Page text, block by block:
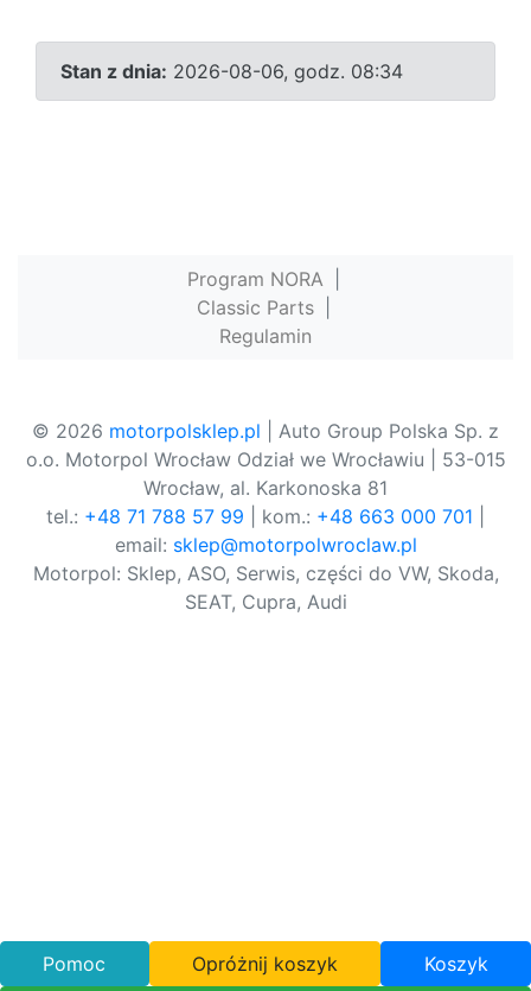
Stan z dnia: 2026-08-06, godz. 08:34
Program NORA
Classic Parts
Regulamin
© 2026 motorpolsklep.pl | Auto Group Polska Sp. z
o.o. Motorpol Wrocław Odział we Wrocławiu | 53-015
Wrocław, al. Karkonoska 81
tel.: +48 71 788 57 99 | kom.: +48 663 000 701
email: sklep@motorpolwroclaw.pl
Motorpol: Sklep, ASO, Serwis, części do VW, Skoda,
SEAT, Cupra, Audi
Pomoc Opróżnij koszyk Koszyk